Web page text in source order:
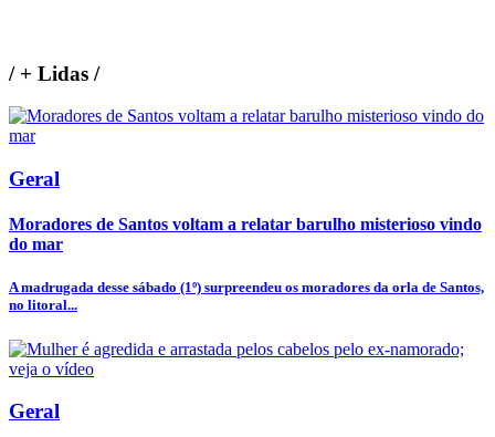
/+ Lidas /
Geral
Moradores de Santos voltam a relatar barulho misterioso vindo
do mar
A madrugada desse sábado (1º) surpreendeu os moradores da orla de Santos,
no litoral...
Geral